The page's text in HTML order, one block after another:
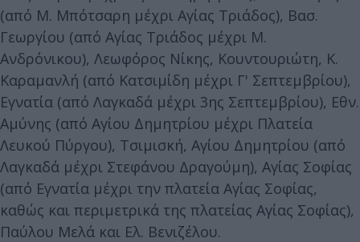
(από Μ. Μπότσαρη μέχρι Αγίας Τριάδος), Βασ.
Γεωργίου (από Αγίας Τριάδος μέχρι Μ.
Ανδρόνικου), Λεωφόρος Νίκης, Κουντουριώτη, Κ.
Καραμανλή (από Κατσιμίδη μέχρι Γ' Σεπτεμβρίου),
Εγνατία (από Λαγκαδά μέχρι 3ης Σεπτεμβρίου), Εθν.
Αμύνης (από Αγίου Δημητρίου μέχρι Πλατεία
Λευκού Πύργου), Τσιμισκή, Αγίου Δημητρίου (από
Λαγκαδά μέχρι Στεφάνου Δραγούμη), Αγίας Σοφίας
(από Εγνατία μέχρι την πλατεία Αγίας Σοφίας,
καθώς και περιμετρικά της πλατείας Αγίας Σοφίας),
Παύλου Μελά και Ελ. Βενιζέλου.